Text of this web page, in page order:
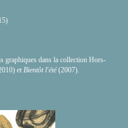
graphiques dans la collection Hors-
et Bientôt l'été(2007).